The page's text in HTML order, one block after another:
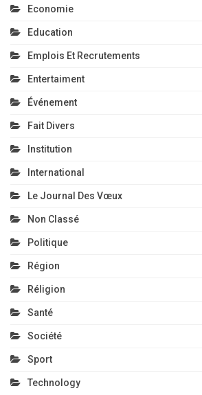
Economie
Education
Emplois Et Recrutements
Entertaiment
Événement
Fait Divers
Institution
International
Le Journal Des Vœux
Non Classé
Politique
Région
Réligion
Santé
Société
Sport
Technology